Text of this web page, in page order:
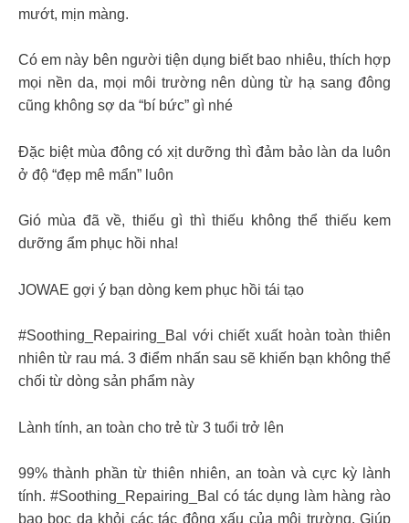
mướt, mịn màng.
Có em này bên người tiện dụng biết bao nhiêu, thích hợp
mọi nền da, mọi môi trường nên dùng từ hạ sang đông
cũng không sợ da “bí bức” gì nhé
Đặc biệt mùa đông có xịt dưỡng thì đảm bảo làn da luôn
ở độ “đẹp mê mẩn” luôn
Gió mùa đã về, thiếu gì thì thiếu không thể thiếu kem
dưỡng ẩm phục hồi nha!
JOWAE gợi ý bạn dòng kem phục hồi tái tạo
#Soothing_Repairing_Bal với chiết xuất hoàn toàn thiên
nhiên từ rau má. 3 điểm nhấn sau sẽ khiến bạn không thể
chối từ dòng sản phẩm này
Lành tính, an toàn cho trẻ từ 3 tuổi trở lên
99% thành phần từ thiên nhiên, an toàn và cực kỳ lành
tính. #Soothing_Repairing_Bal có tác dụng làm hàng rào
bao bọc da khỏi các tác động xấu của môi trường. Giúp